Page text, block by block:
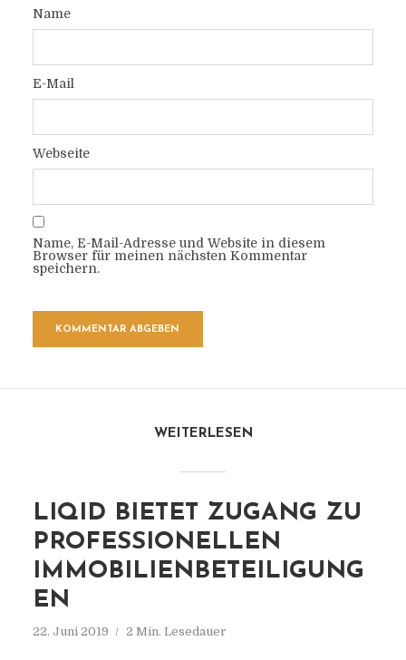
Name
E-Mail
Webseite
Name, E-Mail-Adresse und Website in diesem
Browser für meinen nächsten Kommentar
speichern.
WEITERLESEN
LIQID BIETET ZUGANG ZU
PROFESSIONELLEN
IMMOBILIENBETEILIGUNG
EN
22. Juni 2019 2 Min. Lesedauer